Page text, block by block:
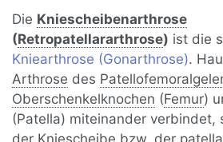
Die Kniescheibenarthrose
(Retropatellararthrose) ist die
Kniearthrose (Gonarthrose).
Arthrose des
Oberschenkelknochen (Femur)
(Patella) miteinander verbindet,